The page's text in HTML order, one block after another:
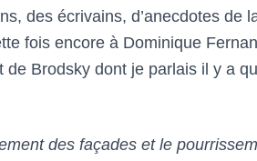
des écrivains, d’anecdotes de
fois encore à Dominique
Brodsky dont je parlais il y a
des façades et le